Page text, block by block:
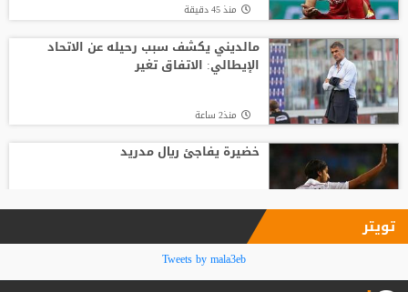
وفاة والد ليونيل ميسي عن 68 عاما
منذ 45 دقيقة
مالديني يكشف سبب رحيله عن الاتحاد
الإيطالي: الاتفاق تغير
منذ2 ساعة
خضيرة يفاجئ ريال مدريد
ليروي ساني يحسم موقفه من عروض
الدوري السعودي
تويتر
Tweets by mala3eb